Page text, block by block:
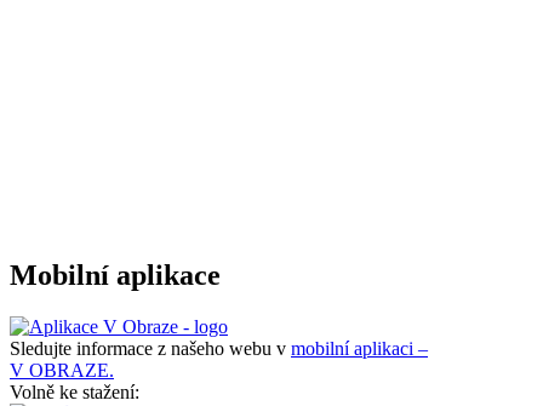
Mobilní aplikace
Sledujte informace z našeho webu v mobilní aplikaci –
V OBRAZE.
Volně ke stažení: